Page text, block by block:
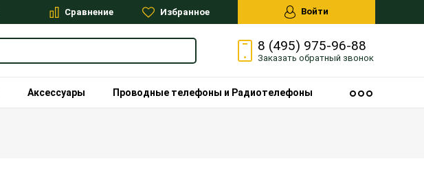
Сравнение Избранное Войти
8 (495) 975-96-88
Заказать обратный звонок
Аксессуары Проводные телефоны и Радиотелефоны